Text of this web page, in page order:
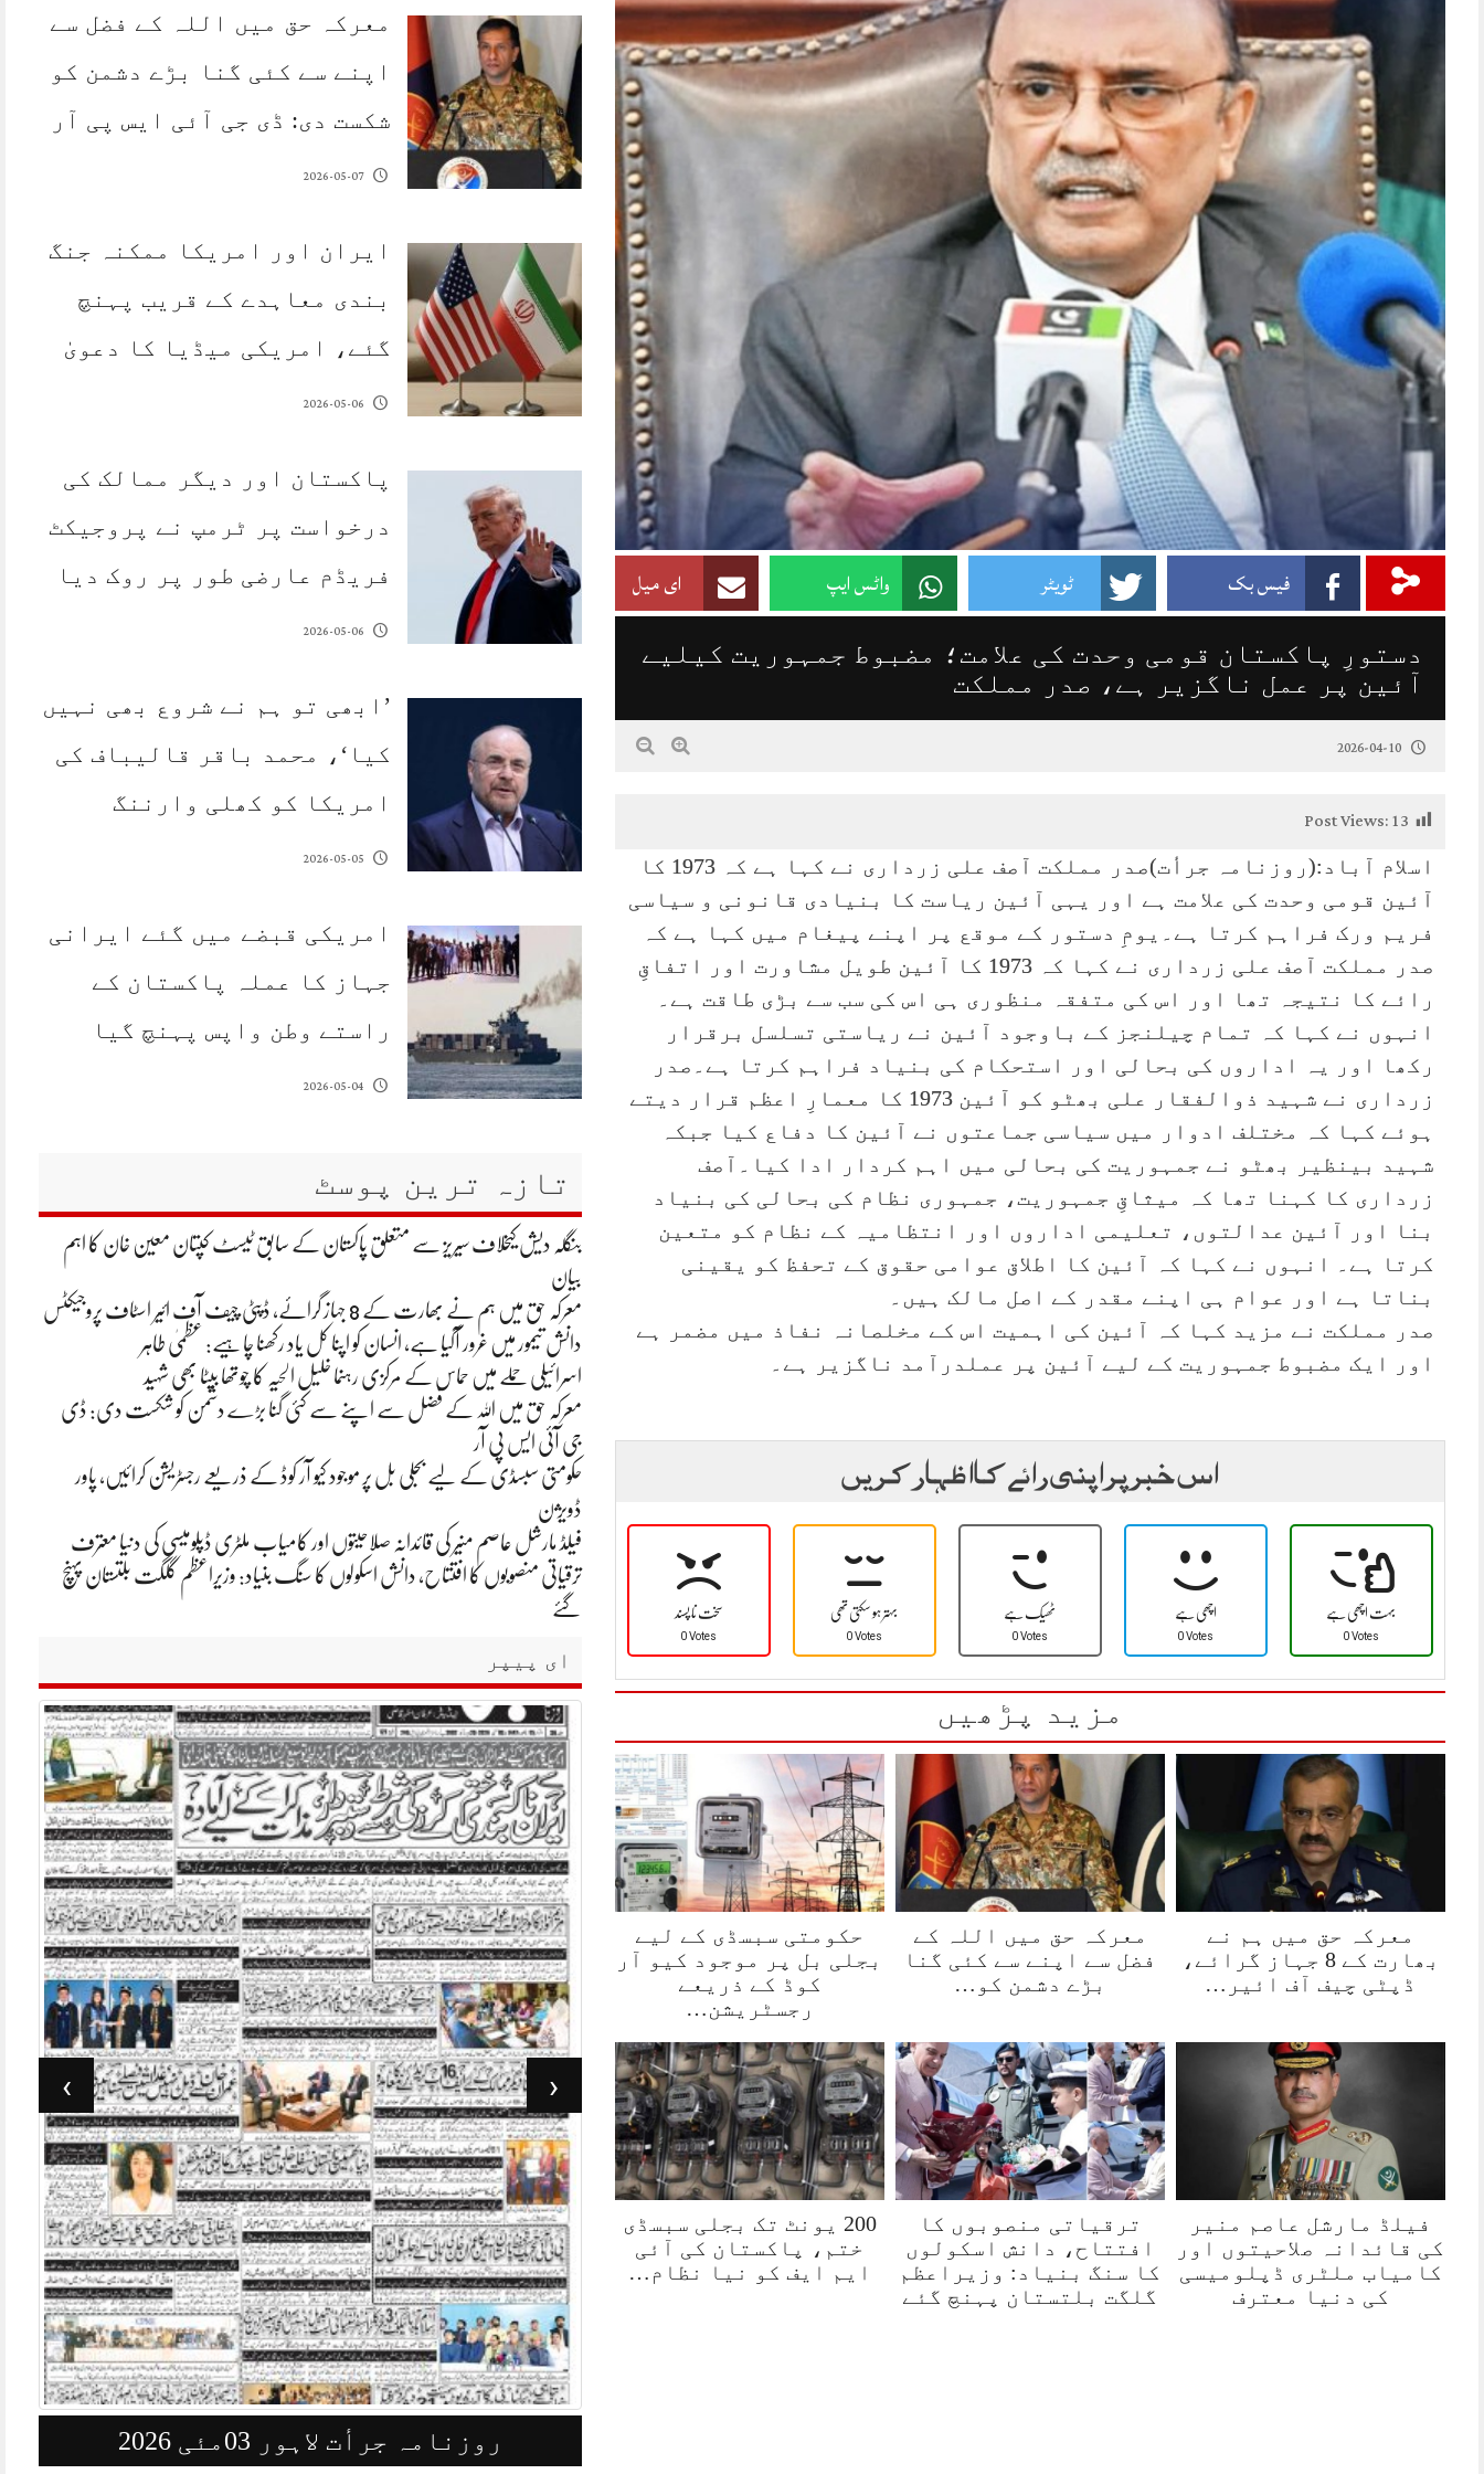
فیس بک ٹویٹر واٹس ایپ ای میل
دستورِ پاکستان قومی وحدت کی علامت؛ مضبوط جمہوریت کیلیے
آئین پر عمل ناگزیر ہے، صدر مملکت
2026-04-10
Post Views:13
اسلام آباد:(روزنامہ جرأت)صدر مملکت آصف علی زرداری نے کہا ہے کہ 1973 کا
آئین قومی وحدت کی علامت ہے اور یہی آئین ریاست کا بنیادی قانونی و سیاسی
فریم ورک فراہم کرتا ہے۔یومِ دستور کے موقع پر اپنے پیغام میں کہا ہے کہ
صدر مملکت آصف علی زرداری نے کہا کہ 1973 کا آئین طویل مشاورت اور اتفاقِ
رائے کا نتیجہ تھا اور اس کی متفقہ منظوری ہی اس کی سب سے بڑی طاقت ہے۔
انہوں نے کہا کہ تمام چیلنجز کے باوجود آئین نے ریاستی تسلسل برقرار
رکھا اور یہ اداروں کی بحالی اور استحکام کی بنیاد فراہم کرتا ہے۔صدر
زرداری نے شہید ذوالفقار علی بھٹو کو آئین 1973 کا معمارِ اعظم قرار دیتے
ہوئے کہا کہ مختلف ادوار میں سیاسی جماعتوں نے آئین کا دفاع کیا جبکہ
شہید بینظیر بھٹو نے جمہوریت کی بحالی میں اہم کردار ادا کیا۔آصف
زرداری کا کہنا تھا کہ میثاقِ جمہوریت، جمہوری نظام کی بحالی کی بنیاد
بنا اور آئین عدالتوں، تعلیمی اداروں اور انتظامیہ کے نظام کو متعین
کرتا ہے۔ انہوں نے کہا کہ آئین کا اطلاق عوامی حقوق کے تحفظ کو یقینی
بناتا ہے اور عوام ہی اپنے مقدر کے اصل مالک ہیں۔
صدر مملکت نے مزید کہا کہ آئین کی اہمیت اس کے مخلصانہ نفاذ میں مضمر ہے
اور ایک مضبوط جمہوریت کے لیے آئین پر عملدرآمد ناگزیر ہے۔
اس خبر پر اپنی رائے کا اظہار کریں
سخت نا پسند
0 Votes
بہتر ہو سکتی تھی
0 Votes
ٹھیک ہے
0 Votes
اچھی ہے
0 Votes
بہت اچھی ہے
0 Votes
مزید پڑھیں
معرکہ حق میں ہم نے
بھارت کے 8 جہاز گرائے،
ڈپٹی چیف آف ائیر…
معرکہ حق میں اللہ کے
فضل سے اپنے سے کئی گنا
بڑے دشمن کو…
حکومتی سبسڈی کے لیے
بجلی بل پر موجود کیو آر
کوڈ کے ذریعے
رجسٹریشن…
فیلڈ مارشل عاصم منیر
کی قائدانہ صلاحیتوں اور
کامیاب ملٹری ڈپلومیسی
کی دنیا معترف
ترقیاتی منصوبوں کا
افتتاح، دانش اسکولوں
کا سنگ بنیاد: وزیراعظم
گلگت بلتستان پہنچ گئے
200 یونٹ تک بجلی سبسڈی
ختم، پاکستان کی آئی
ایم ایف کو نیا نظام…
معرکہ حق میں اللہ کے فضل سے
اپنے سے کئی گنا بڑے دشمن کو
شکست دی: ڈی جی آئی ایس پی آر
2026-05-07
ایران اور امریکا ممکنہ جنگ
بندی معاہدے کے قریب پہنچ
گئے، امریکی میڈیا کا دعویٰ
2026-05-06
پاکستان اور دیگر ممالک کی
درخواست پر ٹرمپ نے پروجیکٹ
فریڈم عارضی طور پر روک دیا
2026-05-06
’ابھی تو ہم نے شروع بھی نہیں
کیا‘، محمد باقر قالیباف کی
امریکا کو کھلی وارننگ
2026-05-05
امریکی قبضے میں گئے ایرانی
جہاز کا عملہ پاکستان کے
راستے وطن واپس پہنچ گیا
2026-05-04
تازہ ترین پوسٹ
بنگلہ دیش کیخلاف سیریز سے متعلق پاکستان کے سابق ٹیسٹ کپتان معین خان کا اہم
بیان
معرکہ حق میں ہم نے بھارت کے 8 جہاز گرائے، ڈپٹی چیف آف ائیر اسٹاف پروجیکٹس
دانش تیمور میں غرور آگیا ہے، انسان کو اپنا کل یاد رکھنا چاہیے: عظمیٰ طاہر
اسرائیلی حملے میں حماس کے مرکزی رہنما خلیل الحیہ کا چوتھا بیٹا بھی شہید
معرکہ حق میں اللہ کے فضل سے اپنے سے کئی گنا بڑے دشمن کو شکست دی: ڈی
جی آئی ایس پی آر
حکومتی سبسڈی کے لیے بجلی بل پر موجود کیو آر کوڈ کے ذریعے رجسٹریشن کرائیں، پاور
ڈویژن
فیلڈ مارشل عاصم منیر کی قائدانہ صلاحیتوں اور کامیاب ملٹری ڈپلومیسی کی دنیا معترف
ترقیاتی منصوبوں کا افتتاح، دانش اسکولوں کا سنگ بنیاد: وزیراعظم گلگت بلتستان پہنچ
گئے
ای پیپر
روزنامہ جرأت لاہور 03مئی 2026
‹
›